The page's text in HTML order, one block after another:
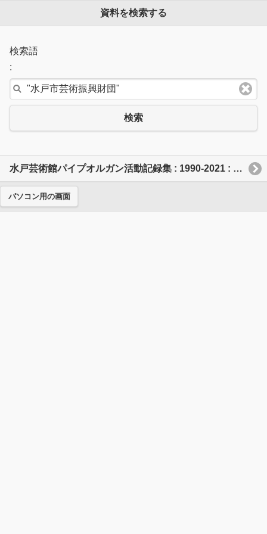
資料を検索する
検索語
:
検索
水戸芸術館パイプオルガン活動記録集 : 1990-2021 : つくる、かなでる、ひろがる
パソコン用の画面